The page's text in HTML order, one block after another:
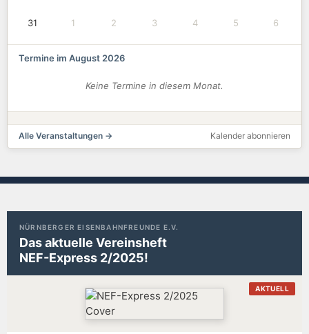
31 1 2 3 4 5 6
Termine im August 2026
Keine Termine in diesem Monat.
Alle Veranstaltungen → Kalender abonnieren
NÜRNBERGER EISENBAHNFREUNDE E.V.
Das aktuelle Vereinsheft
NEF-Express 2/2025!
AKTUELL